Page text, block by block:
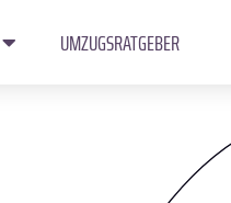
UMZUGSRATGEBER